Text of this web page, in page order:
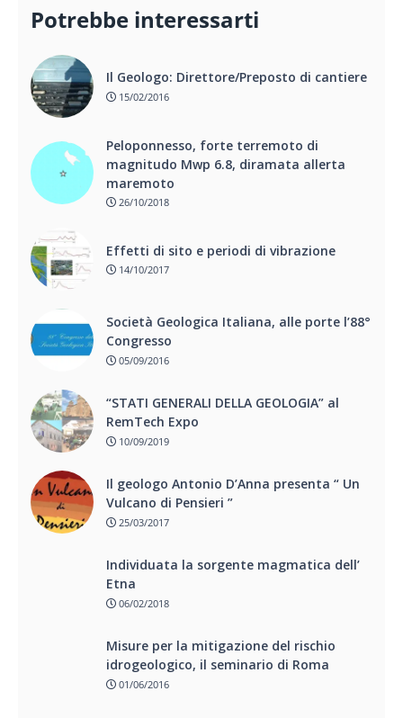
Potrebbe interessarti
Il Geologo: Direttore/Preposto di cantiere
15/02/2016
Peloponnesso, forte terremoto di
magnitudo Mwp 6.8, diramata allerta
maremoto
26/10/2018
Effetti di sito e periodi di vibrazione
14/10/2017
Società Geologica Italiana, alle porte l’88°
Congresso
05/09/2016
“STATI GENERALI DELLA GEOLOGIA” al
RemTech Expo
10/09/2019
Il geologo Antonio D’Anna presenta “ Un
Vulcano di Pensieri ”
25/03/2017
Individuata la sorgente magmatica dell’
Etna
06/02/2018
Misure per la mitigazione del rischio
idrogeologico, il seminario di Roma
01/06/2016